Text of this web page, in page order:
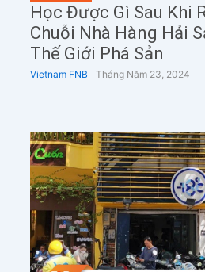
Học Được Gì Sau Khi
Chuỗi Nhà Hàng Hải
Thế Giới Phá Sản
Vietnam FNB Tháng Năm 23, 2024